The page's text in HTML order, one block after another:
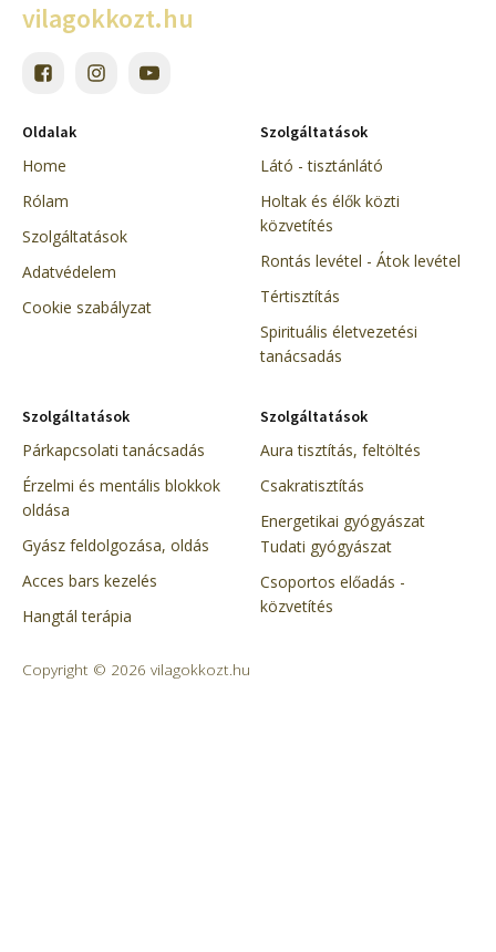
vilagokkozt.hu
Oldalak
Home
Rólam
Szolgáltatások
Adatvédelem
Cookie szabályzat
Szolgáltatások
Látó - tisztánlátó
Holtak és élők közti
közvetítés
Rontás levétel - Átok levétel
Tértisztítás
Spirituális életvezetési
tanácsadás
Szolgáltatások
Párkapcsolati tanácsadás
Érzelmi és mentális blokkok
oldása
Gyász feldolgozása, oldás
Acces bars kezelés
Hangtál terápia
Szolgáltatások
Aura tisztítás, feltöltés
Csakratisztítás
Energetikai gyógyászat
Tudati gyógyászat
Csoportos előadás -
közvetítés
Copyright © 2026 vilagokkozt.hu